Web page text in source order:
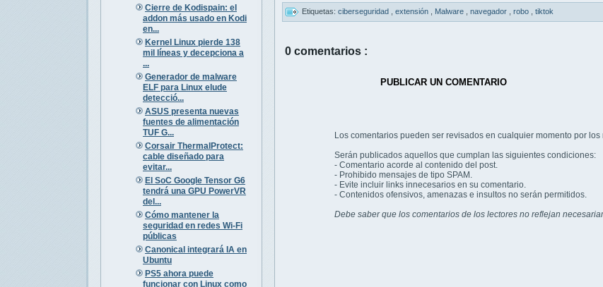
Cierre de Kodispain: el
addon más usado en Kodi
en...
Kernel Linux pierde 138
mil líneas y decepciona a
...
Generador de malware
ELF para Linux elude
detecció...
ASUS presenta nuevas
fuentes de alimentación
TUF G...
Corsair ThermalProtect:
cable diseñado para
evitar...
El SoC Google Tensor G6
tendrá una GPU PowerVR
del...
Cómo mantener la
seguridad en redes Wi-Fi
públicas
Canonical integrará IA en
Ubuntu
PS5 ahora puede
funcionar con Linux como
Etiquetas: ciberseguridad extensión Malware navegador robo tiktok
0 comentarios :
PUBLICAR UN COMENTARIO
Los comentarios pueden ser revisados en cualquier momento por los
Serán publicados aquellos que cumplan las siguientes condiciones:
- Comentario acorde al contenido del post.
- Prohibido mensajes de tipo SPAM.
- Evite incluir links innecesarios en su comentario.
- Contenidos ofensivos, amenazas e insultos no serán permitidos.
Debe saber que los comentarios de los lectores no reflejan